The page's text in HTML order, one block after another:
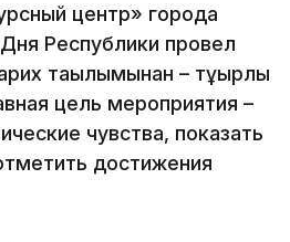
центр» города
Республики провел
тағылымынан – тұғырлы
цель мероприятия –
чувства, показать
достижения